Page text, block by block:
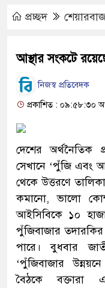
প্রচ্ছদ
আস্থার সংকটে
নিজস্ব প্রতিবেদক
প্রকাশিত : ০৯:৫৮:৩০
দেশের অর্থনৈতিক
সেখানে ‘পুঁজি এবং
থেকে উত্তরণে
কমানো, ভালো
আইসিবিকে ১০
পুঁজিবাজার
পারে। বুধবার
‘পুঁজিবাজার
বৈঠকে বক্তারা